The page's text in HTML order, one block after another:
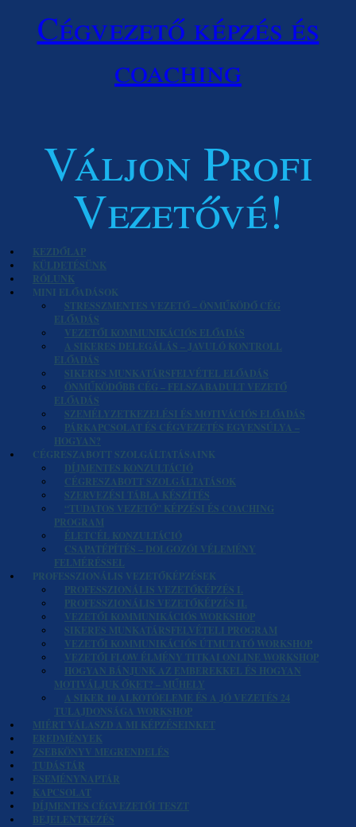
Cégvezető képzés és
coaching
Váljon Profi
Vezetővé!
KEZDŐLAP
KÜLDETÉSÜNK
RÓLUNK
MINI ELŐADÁSOK
STRESSZMENTES VEZETŐ – ÖNMŰKÖDŐ CÉG
ELŐADÁS
VEZETŐI KOMMUNIKÁCIÓS ELŐADÁS
A SIKERES DELEGÁLÁS – JAVULÓ KONTROLL
ELŐADÁS
SIKERES MUNKATÁRSFELVÉTEL ELŐADÁS
ÖNMŰKÖDŐBB CÉG – FELSZABADULT VEZETŐ
ELŐADÁS
SZEMÉLYZETKEZELÉSI ÉS MOTIVÁCIÓS ELŐADÁS
PÁRKAPCSOLAT ÉS CÉGVEZETÉS EGYENSÚLYA –
HOGYAN?
CÉGRESZABOTT SZOLGÁLTATÁSAINK
DÍJMENTES KONZULTÁCIÓ
CÉGRESZABOTT SZOLGÁLTATÁSOK
SZERVEZÉSI TÁBLA KÉSZÍTÉS
“TUDATOS VEZETŐ” KÉPZÉSI ÉS COACHING
PROGRAM
ÉLETCÉL KONZULTÁCIÓ
CSAPATÉPÍTÉS – DOLGOZÓI VÉLEMÉNY
FELMÉRÉSSEL
PROFESSZIONÁLIS VEZETŐKÉPZÉSEK
PROFESSZIONÁLIS VEZETŐKÉPZÉS I.
PROFESSZIONÁLIS VEZETŐKÉPZÉS II.
VEZETŐI KOMMUNIKÁCIÓS WORKSHOP
SIKERES MUNKATÁRSFELVÉTELI PROGRAM
VEZETŐI KOMMUNIKÁCIÓS ÚTMUTATÓ WORKSHOP
VEZETŐI FLOW ÉLMÉNY TITKAI ONLINE WORKSHOP
HOGYAN BÁNJUNK AZ EMBEREKKEL ÉS HOGYAN
MOTIVÁLJUK ŐKET? – MŰHELY
A SIKER 10 ALKOTÓELEME ÉS A JÓ VEZETÉS 24
TULAJDONSÁGA WORKSHOP
MIÉRT VÁLASZD A MI KÉPZÉSEINKET
EREDMÉNYEK
ZSEBKÖNYV MEGRENDELÉS
TUDÁSTÁR
ESEMÉNYNAPTÁR
KAPCSOLAT
DÍJMENTES CÉGVEZETŐI TESZT
BEJELENTKEZÉS